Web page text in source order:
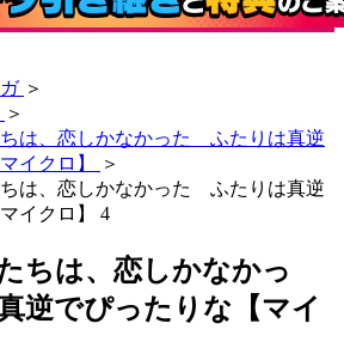
＞
＞
は、恋しかなかった ふたりは真逆
イクロ】
＞
は、恋しかなかった ふたりは真逆
イクロ】 4
ちは、恋しかなかっ
逆でぴったりな【マイ